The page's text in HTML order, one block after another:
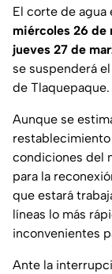
El corte de agua
miércoles 26 de
jueves 27 de
se suspenderá
de Tlaquepaque.
Aunque se
condiciones del
para la
que estará
líneas lo más
inconvenientes
Ante la